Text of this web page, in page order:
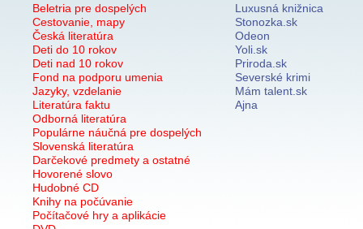
Beletria pre dospelých
Cestovanie, mapy
Česká literatúra
Deti do 10 rokov
Deti nad 10 rokov
Fond na podporu umenia
Jazyky, vzdelanie
Literatúra faktu
Odborná literatúra
Populárne náučná pre dospelých
Slovenská literatúra
Darčekové predmety a ostatné
Hovorené slovo
Hudobné CD
Knihy na počúvanie
Počítačové hry a aplikácie
Luxusná knižnica
Stonozka.sk
Odeon
Yoli.sk
Priroda.sk
Severské krimi
Mám talent.sk
Ajna